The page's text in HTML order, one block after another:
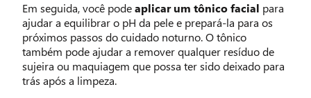
Em seguida, você podeaplicar um tônico facial para
ajudar a equilibrar o pH da pele e prepará-la para os
próximos passos do cuidado noturno. O tônico
também pode ajudar a remover qualquer resíduo de
sujeira ou maquiagem que possa ter sido deixado para
trás após a limpeza.